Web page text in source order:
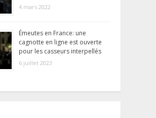
4 mars 2022
Émeutes en France: une
cagnotte en ligne est ouverte
pour les casseurs interpellés
6 juillet 2023